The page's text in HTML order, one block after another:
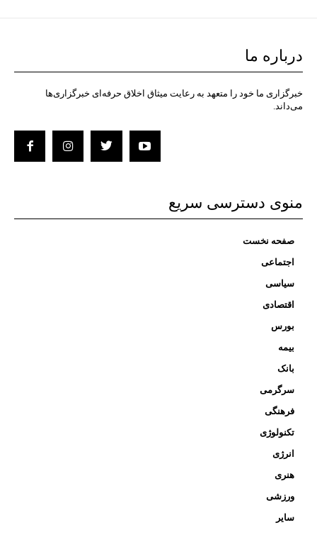
درباره ما
خبرگزاری ما خود را متعهد به رعایت میثاق اخلاق حرفه‌ای خبرگزاری‌ها
می‌داند.
منوی دسترسی سریع
صفحه نخست
اجتماعی
سیاسی
اقتصادی
بورس
بیمه
بانک
سرگرمی
فرهنگی
تکنولوژی
انرژی
هنری
ورزشی
سایر